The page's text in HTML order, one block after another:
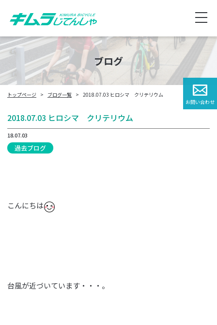
ブログ
トップページ ブログ一覧 2018.07.03 ヒロシマ クリテリウム
2018.07.03 ヒロシマ クリテリウム
18.07.03
過去ブログ
こんにちは
台風が近づいています・・・。
お問い合わせ